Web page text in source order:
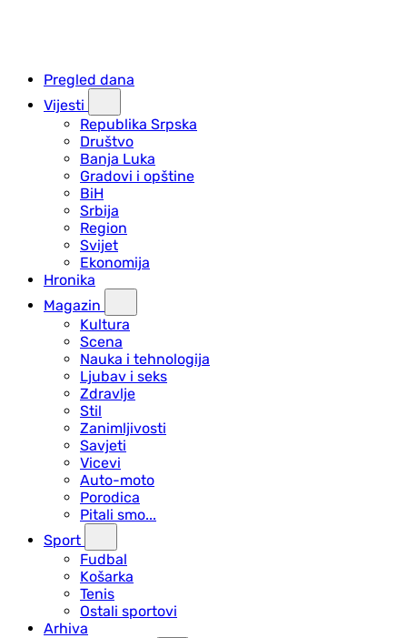
Pregled dana
Vijesti
Republika Srpska
Društvo
Banja Luka
Gradovi i opštine
BiH
Srbija
Region
Svijet
Ekonomija
Hronika
Magazin
Kultura
Scena
Nauka i tehnologija
Ljubav i seks
Zdravlje
Stil
Zanimljivosti
Savjeti
Vicevi
Auto-moto
Porodica
Pitali smo...
Sport
Fudbal
Košarka
Tenis
Ostali sportovi
Arhiva